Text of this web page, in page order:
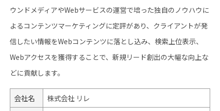
ウンドメディアやWebサービスの運営で培った独自のノウハウに
よるコンテンツマーケティングに定評があり、クライアントが発
信したい情報をWebコンテンツに落とし込み、検索上位表示、
Webアクセスを獲得することで、新規リード創出の大幅な向上な
どに貢献します。
会社名
株式会社 リレ